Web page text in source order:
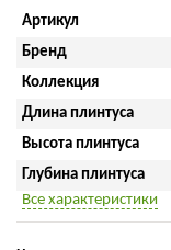
Артикул
Бренд
Коллекция
Длина плинтуса
Высота плинтуса
Глубина плинтуса
Все характеристики